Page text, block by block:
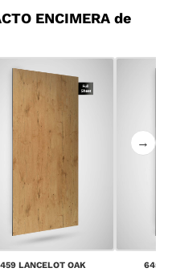
ENCIMERA de
459 LANCELOT OAK 645
→